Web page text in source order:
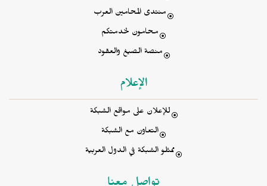
منتدى المحامين العرب
محامون لخدمتكم
منصة الصيغ والعقود
الإعلام
للإعلان على مواقع الشبكة
التعاون مع الشبكة
ممثلو الشبكة في الدول العربية